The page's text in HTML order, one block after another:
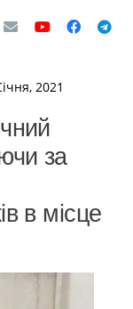
2021
за
в місце